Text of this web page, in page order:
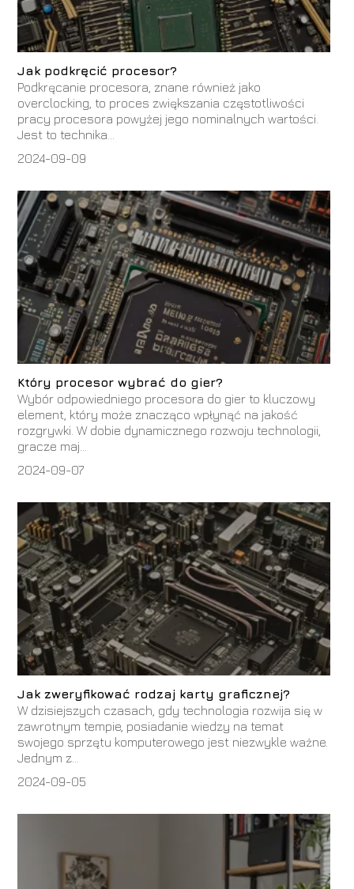
Jak podkręcić procesor?
Podkręcanie procesora, znane również jako
overclocking, to proces zwiększania częstotliwości
pracy procesora powyżej jego nominalnych wartości.
Jest to technika...
2024-09-09
Który procesor wybrać do gier?
Wybór odpowiedniego procesora do gier to kluczowy
element, który może znacząco wpłynąć na jakość
rozgrywki. W dobie dynamicznego rozwoju technologii,
gracze maj...
2024-09-07
Jak zweryfikować rodzaj karty graficznej?
W dzisiejszych czasach, gdy technologia rozwija się w
zawrotnym tempie, posiadanie wiedzy na temat
swojego sprzętu komputerowego jest niezwykle ważne.
Jednym z...
2024-09-05